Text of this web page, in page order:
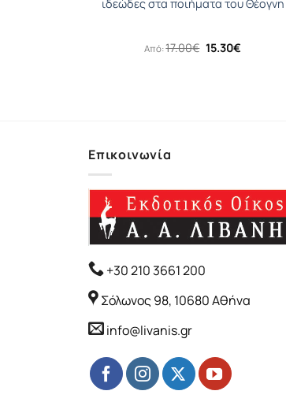
ιδεώδες στα ποιήματα του Θέογνη
Από:17.00€ Original
price
15.30€Η
Επικοινωνία
+30 210 3661 200
Σόλωνος 98, 10680 Αθήνα
info@livanis.gr